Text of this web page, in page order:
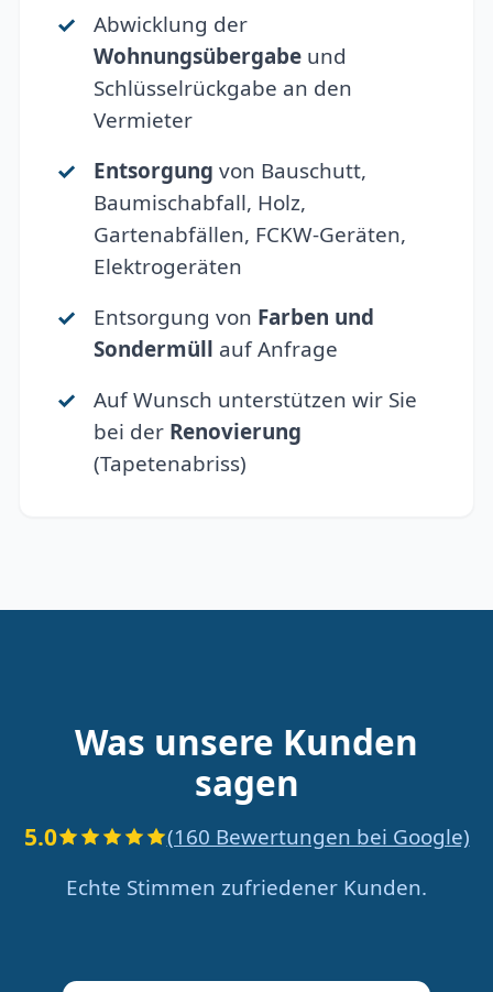
Abwicklung der
Wohnungsübergabeund
Schlüsselrückgabe an den
Vermieter
Entsorgung von Bauschutt,
Baumischabfall, Holz,
Gartenabfällen, FCKW-Geräten,
Elektrogeräten
Entsorgung von Farben und
Sondermüll auf Anfrage
Auf Wunsch unterstützen wir Sie
bei der Renovierung
(Tapetenabriss)
Was unsere Kunden
sagen
5.0
(160 Bewertungen bei Google)
Echte Stimmen zufriedener Kunden.